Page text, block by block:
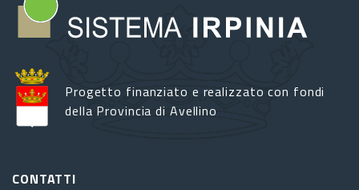
Progetto finanziato e realizzato con fondi
della Provincia di Avellino
CONTATTI